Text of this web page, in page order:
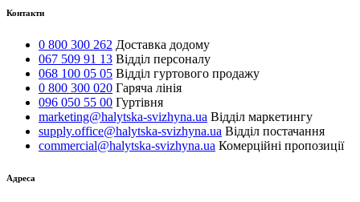
Контакти
0 800 300 262 Доставка додому
067 509 91 13 Відділ персоналу
068 100 05 05 Відділ гуртового продажу
0 800 300 020 Гаряча лінія
096 050 55 00 Гуртівня
marketing@halytska-svizhyna.ua Відділ маркетингу
supply.office@halytska-svizhyna.ua Відділ постачання
commercial@halytska-svizhyna.ua Комерційні пропозиції
Адреса